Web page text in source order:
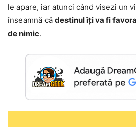
le apare, iar atunci când visezi un
înseamnă că destinul îți va fi
de nimic.